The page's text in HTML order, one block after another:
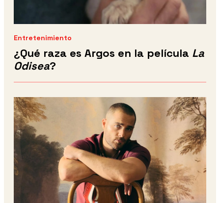
Entretenimiento
¿Qué raza es Argos en la película La
Odisea?